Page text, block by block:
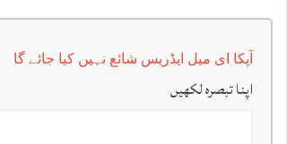
آپکا ای میل ایڈریس شائع نہیں کیا جائے گا
اپنا تبصرہ لکھیں